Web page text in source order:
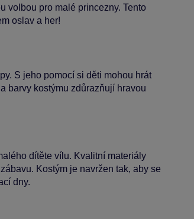
volbou pro malé princezny. Tento
oslav a her!
S jeho pomocí si děti mohou hrát
barvy kostýmu zdůrazňují hravou
dítěte vílu. Kvalitní materiály
Kostým je navržen tak, aby se
dny.